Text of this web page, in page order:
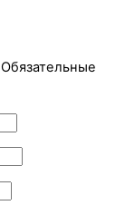
Обязательные